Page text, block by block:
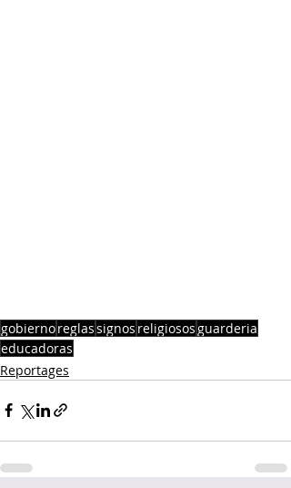
gobiernoreglassignos religiososguarderia
educadoras
Reportages